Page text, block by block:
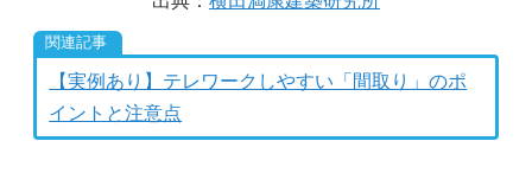
【実例あり】テレワークしやすい「間取り」のポ
イントと注意点